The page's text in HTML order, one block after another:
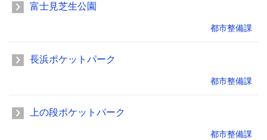
富士見芝生公園
都市整備課
長浜ポケットパーク
都市整備課
上の段ポケットパーク
都市整備課